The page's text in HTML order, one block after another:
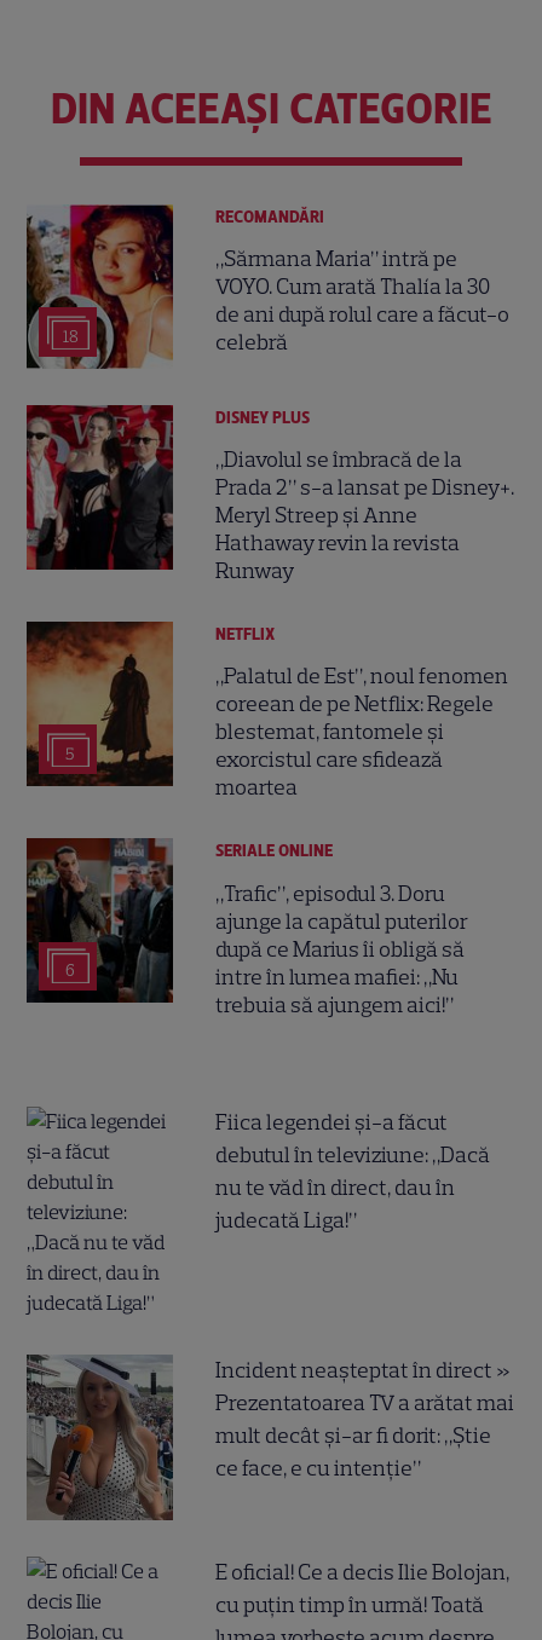
DIN ACEEAȘI CATEGORIE
18
RECOMANDĂRI
„Sărmana Maria” intră pe
VOYO. Cum arată Thalía la 30
de ani după rolul care a făcut-o
celebră
DISNEY PLUS
„Diavolul se îmbracă de la
Prada 2” s-a lansat pe Disney+.
Meryl Streep și Anne
Hathaway revin la revista
Runway
5
NETFLIX
„Palatul de Est”, noul fenomen
coreean de pe Netflix: Regele
blestemat, fantomele și
exorcistul care sfidează
moartea
6
SERIALE ONLINE
„Trafic”, episodul 3. Doru
ajunge la capătul puterilor
după ce Marius îi obligă să
intre în lumea mafiei: „Nu
trebuia să ajungem aici!”
Fiica legendei și-a făcut
debutul în televiziune: „Dacă
nu te văd în direct, dau în
judecată Liga!”
Incident neașteptat în direct »
Prezentatoarea TV a arătat mai
mult decât și-ar fi dorit: „Știe
ce face, e cu intenție”
E oficial! Ce a decis Ilie Bolojan,
cu puțin timp în urmă! Toată